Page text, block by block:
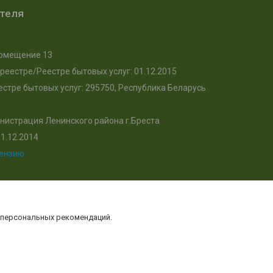
13
Реестре бытовых услуг: 01.12.2015
бытовых услуг: 295750, Республика Беларусь
Ленинского района г.Бреста
рекомендаций.